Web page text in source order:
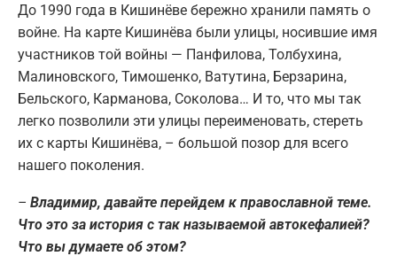
До 1990 года в Кишинёве бережно хранили память о
войне. На карте Кишинёва были улицы, носившие имя
участников той войны — Панфилова, Толбухина,
Малиновского, Тимошенко, Ватутина, Берзарина,
Бельского, Карманова, Соколова… И то, что мы так
легко позволили эти улицы переименовать, стереть
их с карты Кишинёва, – большой позор для всего
нашего поколения.
– Владимир, давайте перейдем к православной теме.
Что это за история с так называемой автокефалией?
Что вы думаете об этом?